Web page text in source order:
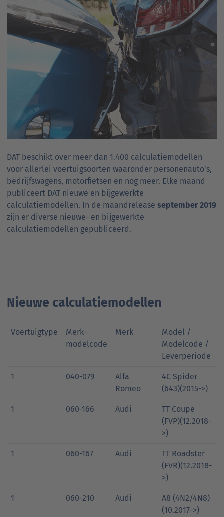
DAT beschikt over meer dan 1.400 calculatiemodellen
voor allerlei voertuigsoorten waaronder personenauto's,
bedrijfswagens, motorfietsen en nog meer. Elke maand
publiceert DAT nieuwe en bijgewerkte
calculatiemodellen. In de maandrelease september 2019
zijn er diverse nieuwe- en bijgewerkte
calculatiemodellen gepubliceerd.
Nieuwe calculatiemodellen
Voertuigtype
Merk-
modelcode
Merk
Model /
Modelcode /
Leverperiode
1 040-079
Alfa
Romeo
4C Spider
(643)(2015->)
1 060-166 Audi
TT Coupe
(FVP)(12.2018-
>)
1 060-167 Audi
TT Roadster
(FVR)(12.2018-
>)
1 060-210 Audi
A8 (4N2/4N8)
(10.2017->)